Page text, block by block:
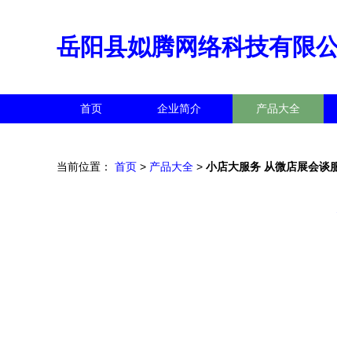
岳阳县姒腾网络科技有限
首页 企业简介 产品大全
当前位置： 首页 > 产品大全 > 小店大服务 从微店展会谈